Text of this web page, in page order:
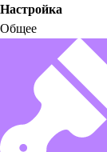
Настройка
Общее